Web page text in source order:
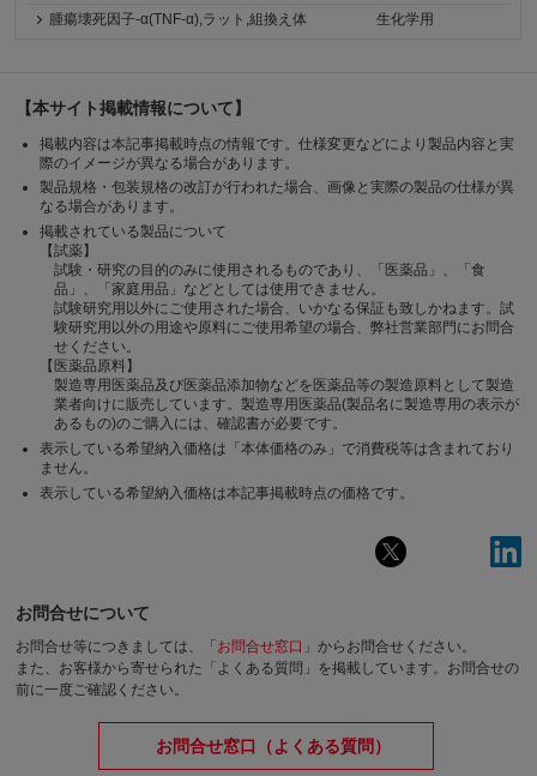
腫瘍壊死因子-α(TNF-α),ラット,組換え体
生化学用
【本サイト掲載情報について】
掲載内容は本記事掲載時点の情報です。仕様変更などにより製品内容と実
際のイメージが異なる場合があります。
製品規格・包装規格の改訂が行われた場合、画像と実際の製品の仕様が異
なる場合があります。
掲載されている製品について
【試薬】
試験・研究の目的のみに使用されるものであり、「医薬品」、「食
品」、「家庭用品」などとしては使用できません。
試験研究用以外にご使用された場合、いかなる保証も致しかねます。試
験研究用以外の用途や原料にご使用希望の場合、弊社営業部門にお問合
せください。
【医薬品原料】
製造専用医薬品及び医薬品添加物などを医薬品等の製造原料として製造
業者向けに販売しています。製造専用医薬品(製品名に製造専用の表示が
あるもの)のご購入には、確認書が必要です。
表示している希望納入価格は「本体価格のみ」で消費税等は含まれており
ません。
表示している希望納入価格は本記事掲載時点の価格です。
お問合せについて
お問合せ等につきましては、「お問合せ窓口 」からお問合せください。
また、お客様から寄せられた「よくある質問」を掲載しています。お問合せの
前に一度ご確認ください。
お問合せ窓口（よくある質問）